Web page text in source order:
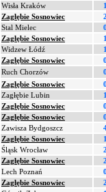
Wisła Kraków
Zagłębie Sosnowiec
Stal Mielec
Zagłębie Sosnowiec
Widzew Łódź
Zagłębie Sosnowiec
Ruch Chorzów
Zagłębie Sosnowiec
Zagłębie Lubin
Zagłębie Sosnowiec
Zagłębie Sosnowiec
Zawisza Bydgoszcz
Zagłębie Sosnowiec
Śląsk Wrocław
Zagłębie Sosnowiec
Lech Poznań
Zagłębie Sosnowiec